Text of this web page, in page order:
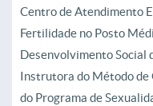
Centro de Atendimento
Fertilidade no Posto
Desenvolvimento Social
Instrutora do Método de
do Programa de